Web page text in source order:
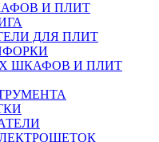
И ПЛИТ
ДЛЯ ПЛИТ
ШКАФОВ И ПЛИТ